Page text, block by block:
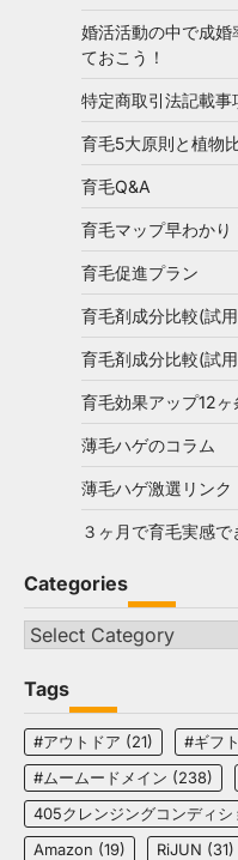
婚活活動の中で成
ておこう！
特定商取引法記載事
育毛5大原則と植物
育毛Q&A
育毛マップ早わかり
育毛促進プラン
育毛剤成分比較(試
育毛剤成分比較(試
育毛効果アップ12ヶ
薄毛ハゲのコラム
薄毛ハゲ激選リンク
３ヶ月で育毛実感
Categories
Categories
Tags
#アウトドア (21) #ギフト
#ムームードメイン (238)
405クレンジングコンディシ
Amazon (19) RiJUN (31)